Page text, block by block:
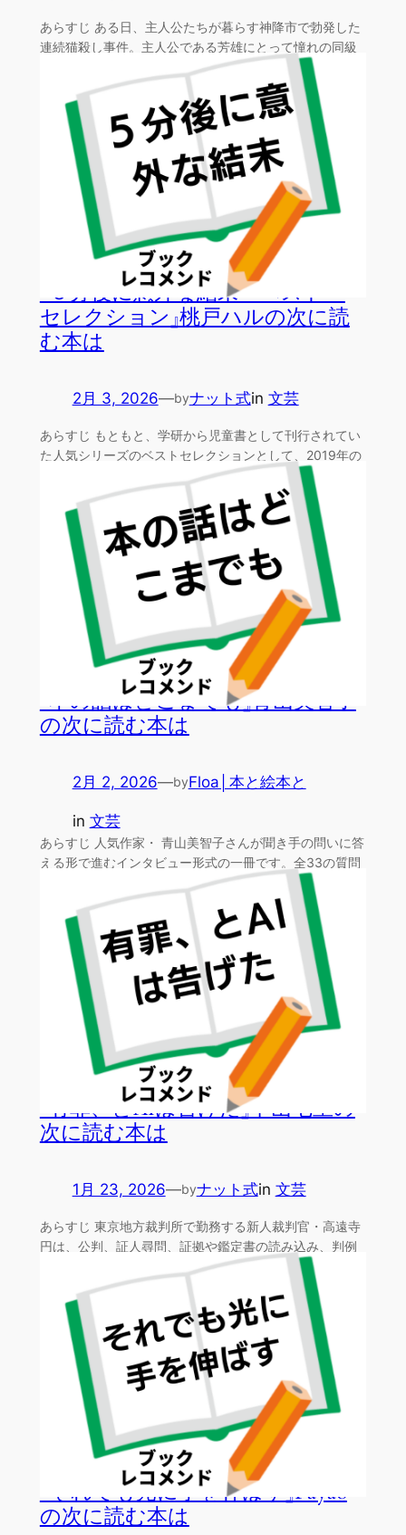
あらすじ ある日、主人公たちが暮らす神降市で勃発した
連続猫殺し事件。主人公である芳雄にとって憧れの同級
『５分後に意外な結末 ベスト・
セレクション』桃戸ハルの次に読
む本は
2月 3, 2026—byナット式in 文芸
あらすじ もともと、学研から児童書として刊行されてい
た人気シリーズのベストセレクションとして、2019年の
『本の話はどこまでも』青山美智子
の次に読む本は
2月 2, 2026—byFloa│本と絵本と
in 文芸
あらすじ 人気作家・ 青山美智子さんが聞き手の問いに答
える形で進むインタビュー形式の一冊です。全33の質問
『有罪、とAIは告げた』中山七里の
次に読む本は
1月 23, 2026—byナット式in 文芸
あらすじ 東京地方裁判所で勤務する新人裁判官・高遠寺
円は、公判、証人尋問、証拠や鑑定書の読み込み、判例
『それでも光に手を伸ばす』Payao
の次に読む本は